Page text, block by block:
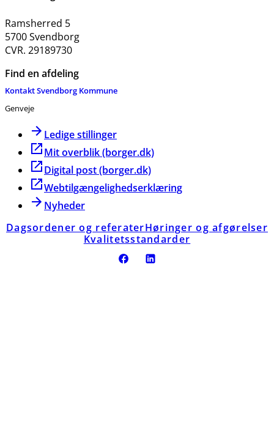
Ramsherred 5
5700 Svendborg
CVR. 29189730
Find en afdeling
Kontakt Svendborg Kommune
Genveje
Ledige stillinger
Mit overblik (borger.dk)
Digital post (borger.dk)
Webtilgængelighedserklæring
Nyheder
Dagsordener og referaterHøringer og afgørelser
Kvalitetsstandarder